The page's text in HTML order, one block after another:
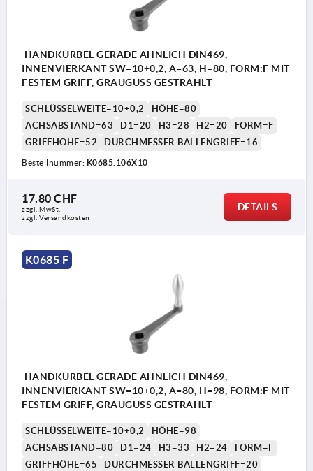
HANDKURBEL GERADE ÄHNLICH DIN469,
INNENVIERKANT SW=10+0,2, A=63, H=80, FORM:F MIT
FESTEM GRIFF, GRAUGUSS GESTRAHLT
SCHLÜSSELWEITE=10+0,2
HÖHE=80
ACHSABSTAND=63
D1=20 H3=28 H2=20
FORM=F
GRIFFHÖHE=52
DURCHMESSER BALLENGRIFF=16
Bestellnummer: K0685.106X10
17,80 CHF
zzgl. MwSt.
zzgl. Versandkosten
DETAILS
K0685 F
HANDKURBEL GERADE ÄHNLICH DIN469,
INNENVIERKANT SW=10+0,2, A=80, H=98, FORM:F MIT
FESTEM GRIFF, GRAUGUSS GESTRAHLT
SCHLÜSSELWEITE=10+0,2
HÖHE=98
ACHSABSTAND=80
D1=24 H3=33 H2=24
FORM=F
GRIFFHÖHE=65
DURCHMESSER BALLENGRIFF=20